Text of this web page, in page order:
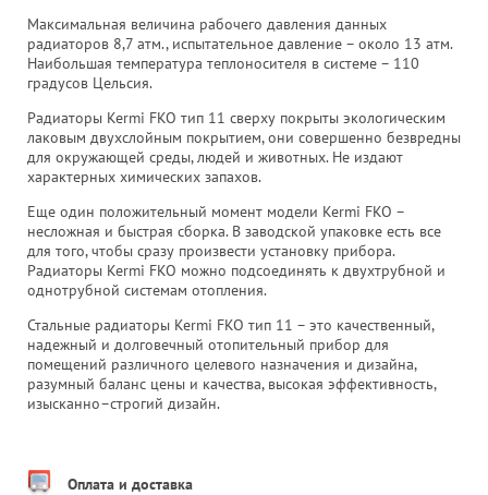
Максимальная величина рабочего давления данных
радиаторов 8,7 атм., испытательное давление – около 13 атм.
Наибольшая температура теплоносителя в системе – 110
градусов Цельсия.
Радиаторы Kermi FKO тип 11 сверху покрыты экологическим
лаковым двухслойным покрытием, они совершенно безвредны
для окружающей среды, людей и животных. Не издают
характерных химических запахов.
Еще один положительный момент модели Kermi FKO –
несложная и быстрая сборка. В заводской упаковке есть все
для того, чтобы сразу произвести установку прибора.
Радиаторы Kermi FKO можно подсоединять к двухтрубной и
однотрубной системам отопления.
Стальные радиаторы Kermi FKO тип 11 – это качественный,
надежный и долговечный отопительный прибор для
помещений различного целевого назначения и дизайна,
разумный баланс цены и качества, высокая эффективность,
изысканно–строгий дизайн.
Оплата и доставка